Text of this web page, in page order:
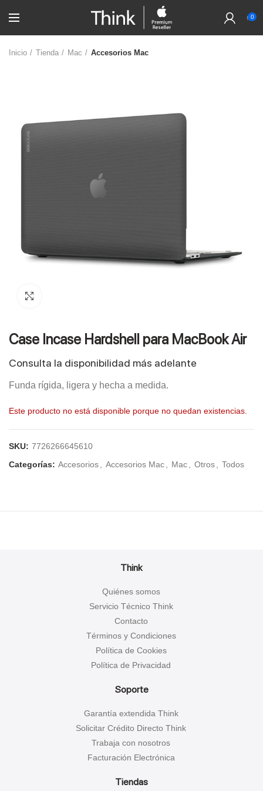
0
Inicio Tienda Mac Accesorios Mac
Case Incase Hardshell para MacBook Air
Consulta la disponibilidad más adelante
Funda rígida, ligera y hecha a medida.
Este producto no está disponible porque no quedan existencias.
SKU: 7726266645610
Categorías: Accesorios Accesorios Mac Mac Otros Todos
Think
Quiénes somos
Servicio Técnico Think
Contacto
Términos y Condiciones
Política de Cookies
Política de Privacidad
Soporte
Garantía extendida Think
Solicitar Crédito Directo Think
Trabaja con nosotros
Facturación Electrónica
Tiendas